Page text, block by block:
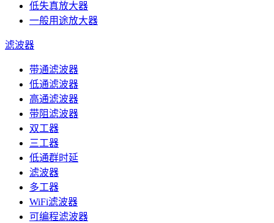
低失真放大器
一般用途放大器
滤波器
带通滤波器
低通滤波器
高通滤波器
带阻滤波器
双工器
三工器
低通群时延
滤波器
多工器
WiFi滤波器
可编程滤波器